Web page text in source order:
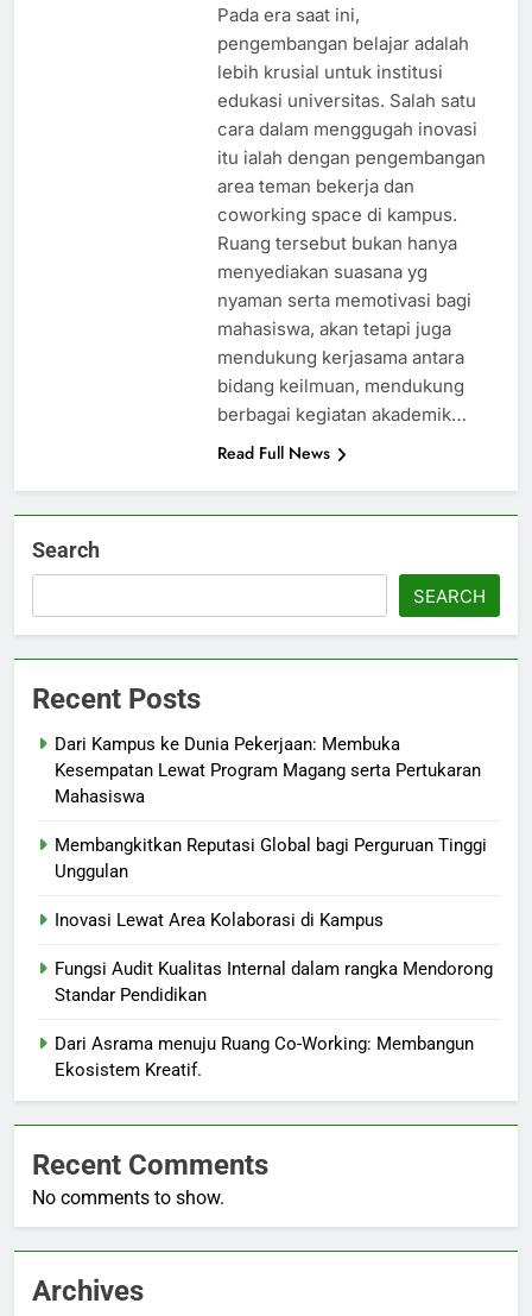
Pada era saat ini,
pengembangan belajar adalah
lebih krusial untuk institusi
edukasi universitas. Salah satu
cara dalam menggugah inovasi
itu ialah dengan pengembangan
area teman bekerja dan
coworking space di kampus.
Ruang tersebut bukan hanya
menyediakan suasana yg
nyaman serta memotivasi bagi
mahasiswa, akan tetapi juga
mendukung kerjasama antara
bidang keilmuan, mendukung
berbagai kegiatan akademik…
Read Full News
Search
SEARCH
Recent Posts
Dari Kampus ke Dunia Pekerjaan: Membuka
Kesempatan Lewat Program Magang serta Pertukaran
Mahasiswa
Membangkitkan Reputasi Global bagi Perguruan Tinggi
Unggulan
Inovasi Lewat Area Kolaborasi di Kampus
Fungsi Audit Kualitas Internal dalam rangka Mendorong
Standar Pendidikan
Dari Asrama menuju Ruang Co-Working: Membangun
Ekosistem Kreatif.
Recent Comments
No comments to show.
Archives